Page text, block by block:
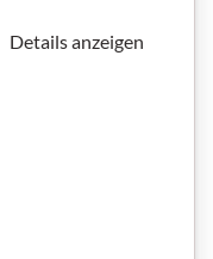
Details anzeigen